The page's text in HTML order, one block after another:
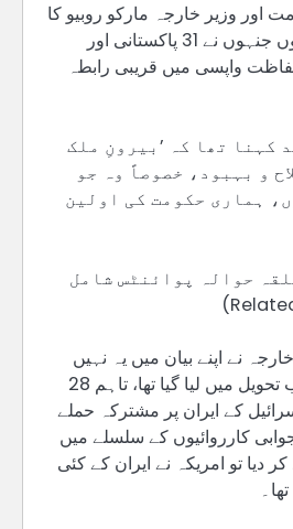
اور وزیر خارجہ مارکو روبیو کا
بھی شکریہ ادا کرتا ہوں جنہوں نے 31 پاکستانی اور
واپسی میں قریبی رابطہ
کہنا تھا کہ ’بیرونِ ملک
و بہبود، خصوصاً وہ جو
ہماری حکومت کی اولین
حوالہ پوائنٹس شامل
نے اپنے بیان میں یہ نہیں
بتایا کہ ان افراد کو کب تحویل میں لیا گیا تھا، تاہم 28
کے ایران پر مشترکہ حملے
کارروائیوں کے سلسلے میں
دیا تو امریکہ نے ایران کے کئی